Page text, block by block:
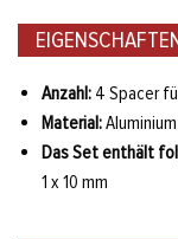
Anzahl: 4 Spacer
Material:Aluminium
Das Set enthält
1 x 10 mm